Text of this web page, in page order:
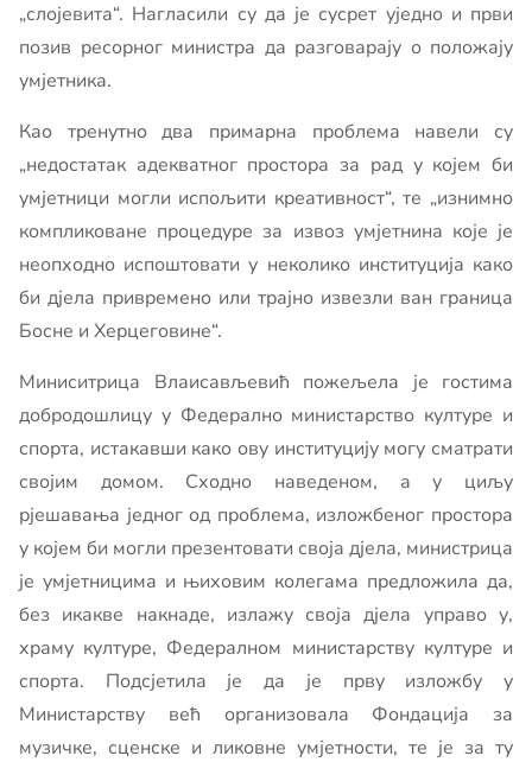
„слојевита“. Нагласили су да је сусрет уједно и први
позив ресорног министра да разговарају о положају
умјетника.
Као тренутно два примарна проблема навели су
„недостатак адекватног простора за рад у којем би
умјетници могли испољити креативност“, те „изнимно
компликоване процедуре за извоз умјетнина које је
неопходно испоштовати у неколико институција како
би дјела привремено или трајно извезли ван граница
Босне и Херцеговине“.
Миниситрица Влаисављевић пожељела је гостима
добродошлицу у Федерално министарство културе и
спорта, истакавши како ову институцију могу сматрати
својим домом. Сходно наведеном, а у циљу
рјешавања једног од проблема, изложбеног простора
у којем би могли презентовати своја дјела, министрица
је умјетницима и њиховим колегама предложила да,
без икакве накнаде, излажу своја дјела управо у,
храму културе, Федералном министарству културе и
спорта. Подсјетила је да је прву изложбу у
Министарству већ организовала Фондација за
музичке, сценске и ликовне умјетности, те је за ту